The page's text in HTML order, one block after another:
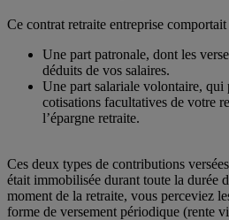
Ce contrat retraite entreprise
Une part patronale, dont les
déduits de vos salaires.
Une part salariale volontaire, qui
cotisations facultatives de votre
l’épargne retraite.
Ces deux types de contributions
était immobilisée durant toute la durée
moment de la retraite, vous perceviez
forme de versement périodique (rente